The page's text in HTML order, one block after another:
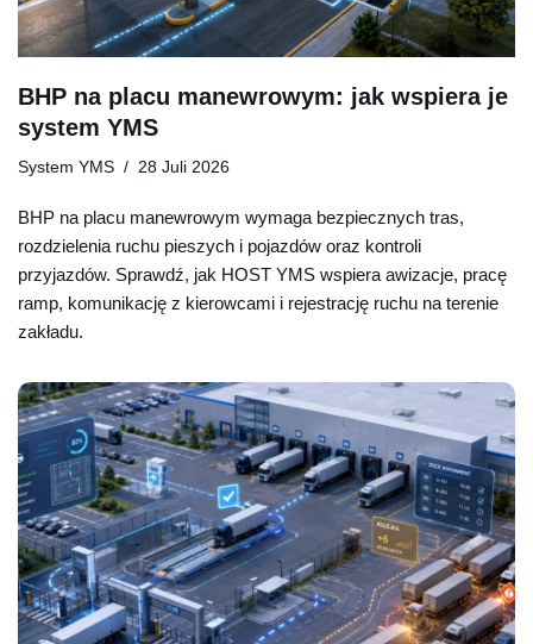
BHP na placu manewrowym: jak wspiera je
system YMS
System YMS 28 Juli 2026
BHP na placu manewrowym wymaga bezpiecznych tras,
rozdzielenia ruchu pieszych i pojazdów oraz kontroli
przyjazdów. Sprawdź, jak HOST YMS wspiera awizacje, pracę
ramp, komunikację z kierowcami i rejestrację ruchu na terenie
zakładu.